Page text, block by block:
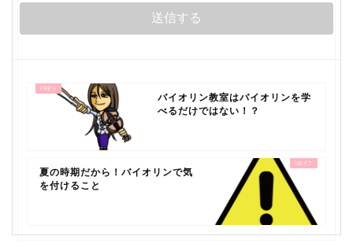
バイオリン教室はバイオリンを学
べるだけではない！？
夏の時期だから！バイオリンで気
を付けること